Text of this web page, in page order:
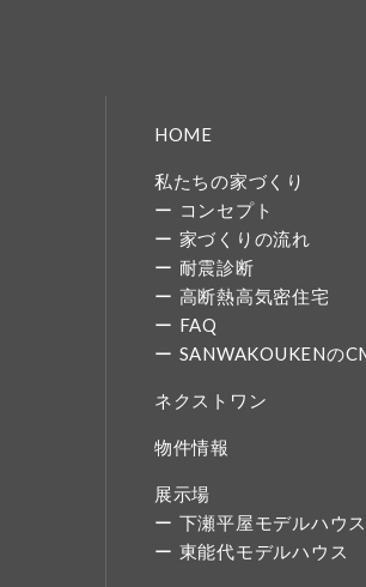
HOME
私たちの家づくり
コンセプト
家づくりの流れ
耐震診断
高断熱高気密住宅
FAQ
SANWAKOUKENの
ネクストワン
物件情報
展示場
下瀬平屋モデルハウス
東能代モデルハウス